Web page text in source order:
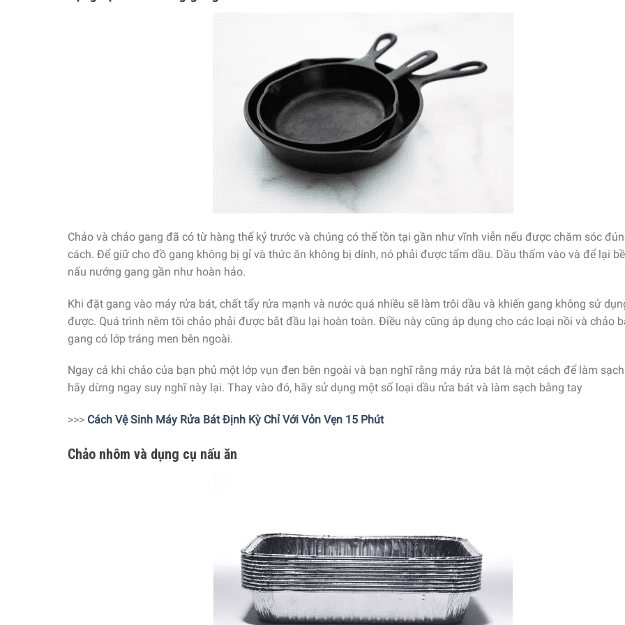
Chảo và chảo gang đã có từ hàng thế kỷ trước và chúng có thể tồn tại gần như vĩnh viễn nếu được chăm sóc
cách. Để giữ cho đồ gang không bị gỉ và thức ăn không bị dính, nó phải được tẩm dầu. Dầu thấm vào và để lại
nấu nướng gang gần như hoàn hảo.
Khi đặt gang vào máy rửa bát, chất tẩy rửa mạnh và nước quá nhiều sẽ làm trôi dầu và khiến gang không sử
được. Quá trình nêm tôi chảo phải được bắt đầu lại hoàn toàn. Điều này cũng áp dụng cho các loại nồi và chảo
gang có lớp tráng men bên ngoài.
Ngay cả khi chảo của bạn phủ một lớp vụn đen bên ngoài và bạn nghĩ rằng máy rửa bát là một cách để làm
hãy dừng ngay suy nghĩ này lại. Thay vào đó, hãy sử dụng một số loại dầu rửa bát và làm sạch bằng tay
>>> Cách Vệ Sinh Máy Rửa Bát Định Kỳ Chỉ Với Vỏn Vẹn 15 Phút
Chảo nhôm và dụng cụ nấu ăn